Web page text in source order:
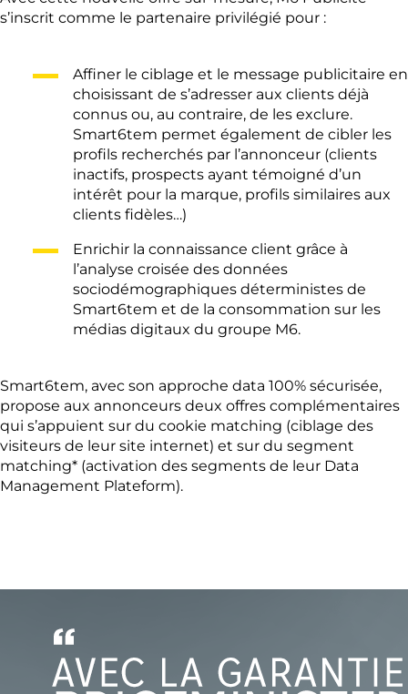
s’inscrit comme le partenaire privilégié pour :
Affiner le ciblage et le message publicitaire en
choisissant de s’adresser aux clients déjà
connus ou, au contraire, de les exclure.
Smart6tem permet également de cibler les
profils recherchés par l’annonceur (clients
inactifs, prospects ayant témoigné d’un
intérêt pour la marque, profils similaires aux
clients fidèles…)
Enrichir la connaissance client grâce à
l’analyse croisée des données
sociodémographiques déterministes de
Smart6tem et de la consommation sur les
médias digitaux du groupe M6.
Smart6tem, avec son approche data 100% sécurisée,
propose aux annonceurs deux offres complémentaires
qui s’appuient sur du cookie matching (ciblage des
visiteurs de leur site internet) et sur du segment
matching* (activation des segments de leur Data
Management Plateform).